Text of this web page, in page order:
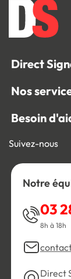
Direct
Nos
Besoin
Suivez-nous
Notre
03
8h à 18h
Direct